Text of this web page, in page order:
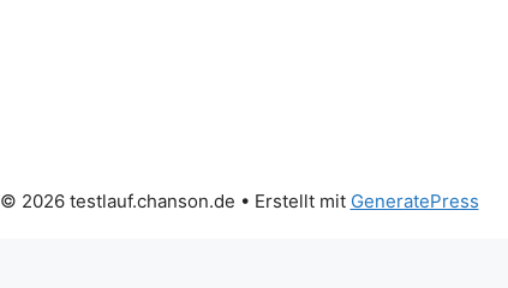
© 2026 testlauf.chanson.de • Erstellt mit GeneratePress